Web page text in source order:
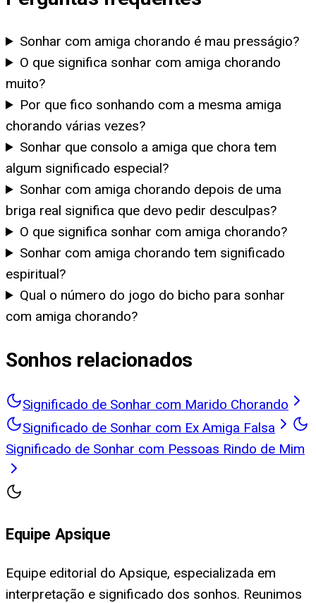
Sonhar com amiga chorando é mau presságio?
O que significa sonhar com amiga chorando
muito?
Por que fico sonhando com a mesma amiga
chorando várias vezes?
Sonhar que consolo a amiga que chora tem
algum significado especial?
Sonhar com amiga chorando depois de uma
briga real significa que devo pedir desculpas?
O que significa sonhar com amiga chorando?
Sonhar com amiga chorando tem significado
espiritual?
Qual o número do jogo do bicho para sonhar
com amiga chorando?
Sonhos relacionados
Significado de Sonhar com Marido Chorando
Significado de Sonhar com Ex Amiga Falsa
Significado de Sonhar com Pessoas Rindo de Mim
Equipe Apsique
Equipe editorial do Apsique, especializada em
interpretação e significado dos sonhos. Reunimos